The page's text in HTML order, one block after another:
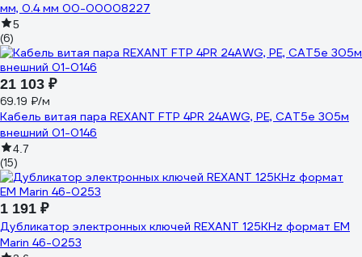
мм, 0.4 мм 00-00008227
5
(6)
21 103 ₽
69.19 ₽/м
Кабель витая пара REXANT FTP 4PR 24AWG, PE, CAT5e 305м
внешний 01-0146
4.7
(15)
1 191 ₽
Дубликатор электронных ключей REXANT 125KHz формат EM
Marin 46-0253